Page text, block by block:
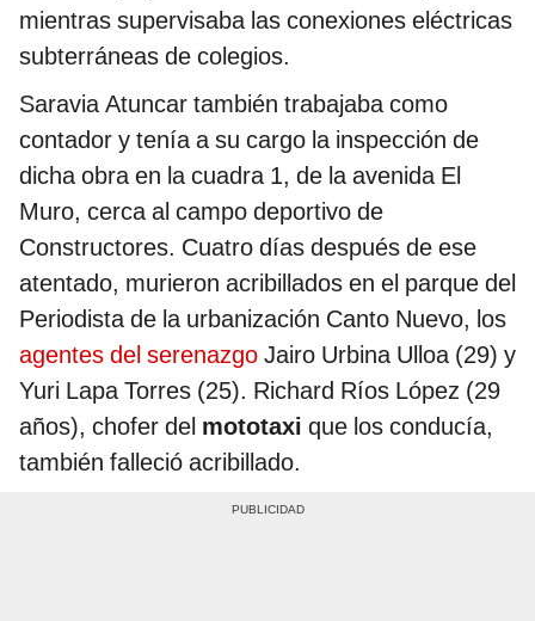
mientras supervisaba las conexiones eléctricas
subterráneas de colegios.
Saravia Atuncar también trabajaba como
contador y tenía a su cargo la inspección de
dicha obra en la cuadra 1, de la avenida El
Muro, cerca al campo deportivo de
Constructores. Cuatro días después de ese
atentado, murieron acribillados en el parque del
Periodista de la urbanización Canto Nuevo, los
agentes del serenazgo Jairo Urbina Ulloa (29) y
Yuri Lapa Torres (25). Richard Ríos López (29
años), chofer del mototaxi que los conducía,
también falleció acribillado.